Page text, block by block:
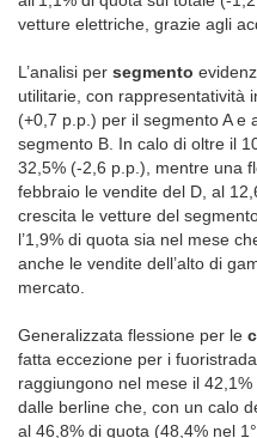
vetture elettriche, grazie agli
L’analisi per segmento
utilitarie, con rappresentatività
(+0,7 p.p.) per il segmento A e
segmento B. In calo di oltre il
32,5% (-2,6 p.p.), mentre una
febbraio le vendite del D, al
crescita le vetture del
l’1,9% di quota sia nel mese
anche le vendite dell’alto di
mercato.
Generalizzata flessione per le
fatta eccezione per i
raggiungono nel mese il
dalle berline che, con un calo
al 46,8% di quota (48,4% nel